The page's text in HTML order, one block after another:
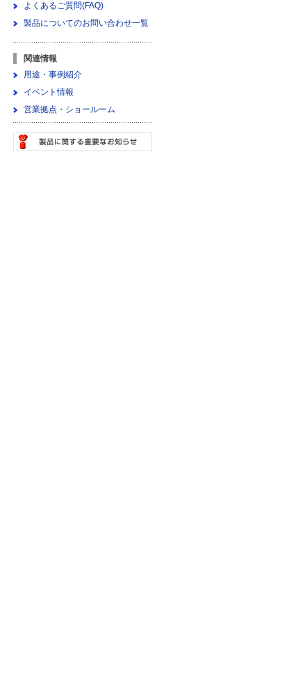
よくあるご質問(FAQ)
製品についてのお問い合わせ一覧
関連情報
用途・事例紹介
イベント情報
営業拠点・ショールーム